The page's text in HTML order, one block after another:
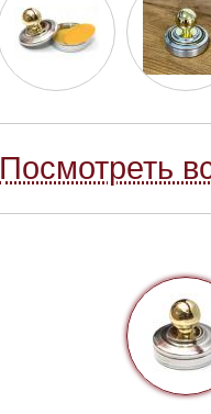
Посмотреть